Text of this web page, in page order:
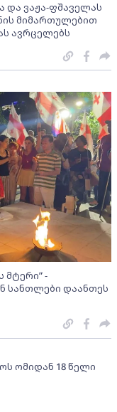
და ვაჟა-ფშაველას
მიმართულებით
ავრცელებს
მტერი” -
სანთლები დაანთეს
ომიდან 18 წელი